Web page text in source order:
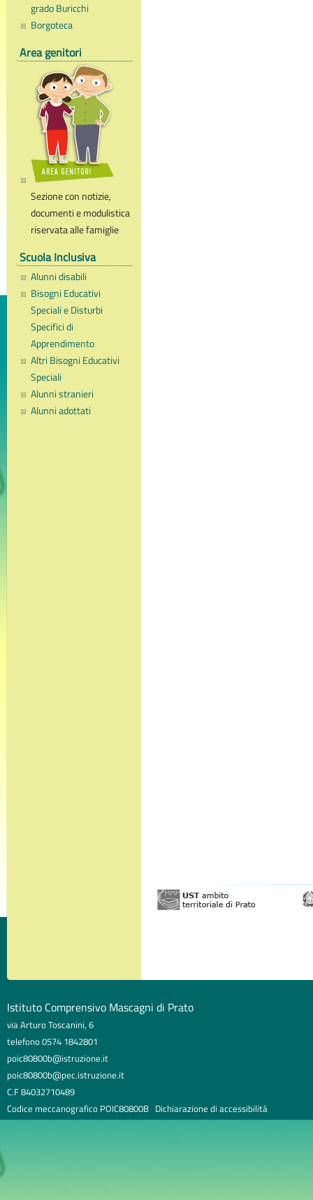
grado Buricchi
Borgoteca
Area genitori
Sezione con notizie,
documenti e modulistica
riservata alle famiglie
Scuola Inclusiva
Alunni disabili
Bisogni Educativi
Speciali e Disturbi
Specifici di
Apprendimento
Altri Bisogni Educativi
Speciali
Alunni stranieri
Alunni adottati
Istituto Comprensivo Mascagni di Prato
via Arturo Toscanini, 6
telefono 0574 1842801
poic80800b@istruzione.it
poic80800b@pec.istruzione.it
C.F 84032710489
Codice meccanografico POIC80800B Dichiarazione di accessibilità